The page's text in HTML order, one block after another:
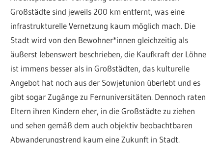
Großstädte sind jeweils 200 km entfernt, was eine
infrastrukturelle Vernetzung kaum möglich mach. Die
Stadt wird von den Bewohner*innen gleichzeitig als
äußerst lebenswert beschrieben, die Kaufkraft der Löhne
ist immens besser als in Großstädten, das kulturelle
Angebot hat noch aus der Sowjetunion überlebt und es
gibt sogar Zugänge zu Fernuniversitäten. Dennoch raten
Eltern ihren Kindern eher, in die Großstädte zu ziehen
und sehen gemäß dem auch objektiv beobachtbaren
Abwanderungstrend kaum eine Zukunft in Stadt.